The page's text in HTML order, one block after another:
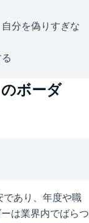
分を偽りすぎな
のボーダ
あり、年度や職
は業界内でばらつ